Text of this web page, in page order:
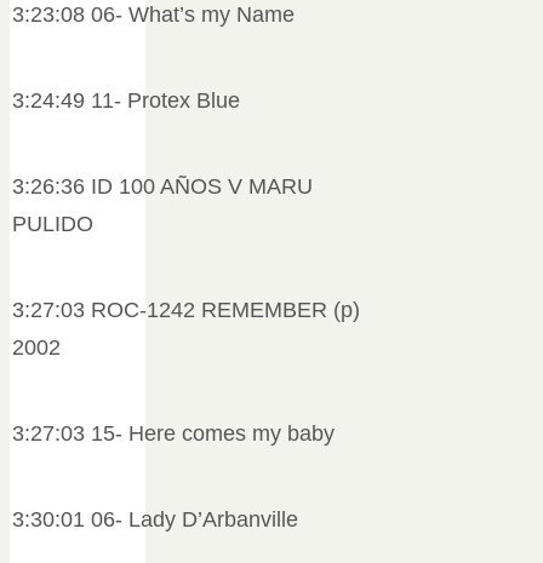
3:23:08 06- What’s my Name
3:24:49 11- Protex Blue
3:26:36 ID 100 AÑOS V MARU
PULIDO
3:27:03 ROC-1242 REMEMBER (p)
2002
3:27:03 15- Here comes my baby
3:30:01 06- Lady D’Arbanville